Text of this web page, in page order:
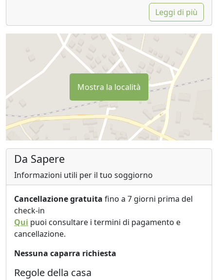
Leggi di più
Mostra la località
Da Sapere
Informazioni utili per il tuo soggiorno
Cancellazione gratuita fino a 7 giorni prima del
check-in
Qui puoi consultare i termini di pagamento e
cancellazione.
Nessuna caparra richiesta
Regole della casa